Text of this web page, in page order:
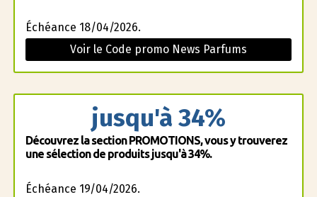
Échéance 18/04/2026.
Voir le Code promo News Parfums
jusqu'à 34%
Découvrez la section PROMOTIONS, vous y trouverez
une sélection de produits jusqu'à 34%.
Échéance 19/04/2026.